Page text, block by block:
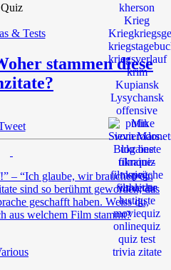
Quiz
& Tests
stammen diese
– “Ich glaube, wir brauchen ein
sind so berühmt geworden, das
geschafft haben. Weiss du,
aus welchem Film stammt?